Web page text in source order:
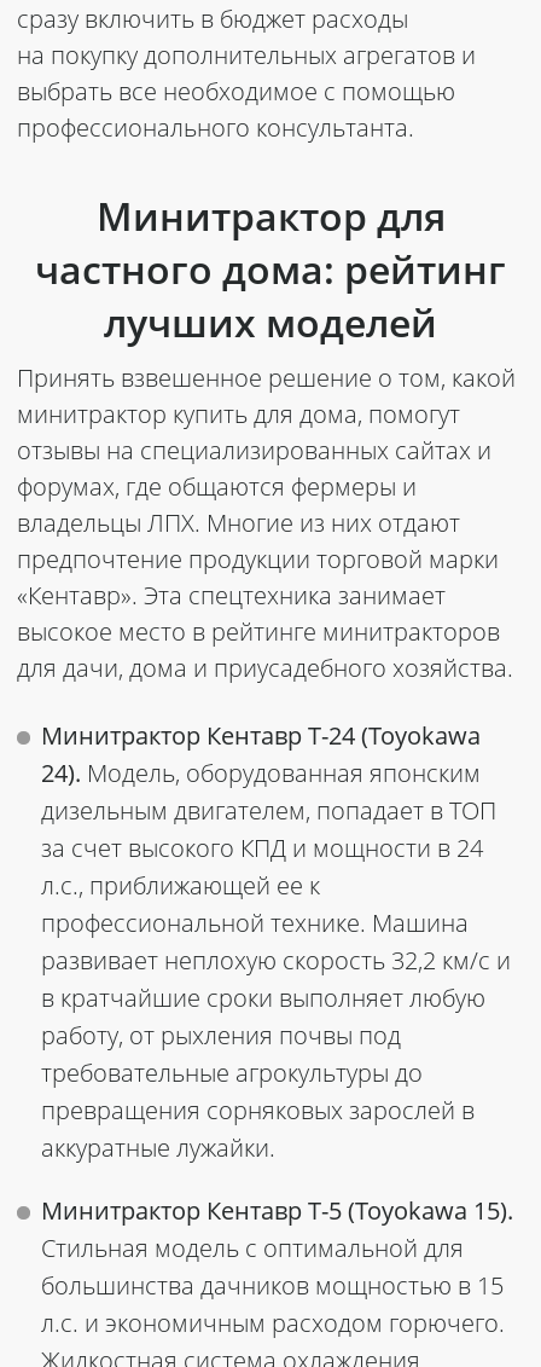
сразу включить в бюджет расходы
на покупку дополнительных агрегатов и
выбрать все необходимое с помощью
профессионального консультанта.
Минитрактор для
частного дома: рейтинг
лучших моделей
Принять взвешенное решение о том, какой
минитрактор купить для дома, помогут
отзывы на специализированных сайтах и
форумах, где общаются фермеры и
владельцы ЛПХ. Многие из них отдают
предпочтение продукции торговой марки
«Кентавр». Эта спецтехника занимает
высокое место в рейтинге минитракторов
для дачи, дома и приусадебного хозяйства.
Минитрактор Кентавр Т-24 (Toyokawa
24). Модель, оборудованная японским
дизельным двигателем, попадает в ТОП
за счет высокого КПД и мощности в 24
л.с., приближающей ее к
профессиональной технике. Машина
развивает неплохую скорость 32,2 км/с и
в кратчайшие сроки выполняет любую
работу, от рыхления почвы под
требовательные агрокультуры до
превращения сорняковых зарослей в
аккуратные лужайки.
Минитрактор Кентавр Т-5 (Toyokawa 15).
Стильная модель с оптимальной для
большинства дачников мощностью в 15
л.с. и экономичным расходом горючего.